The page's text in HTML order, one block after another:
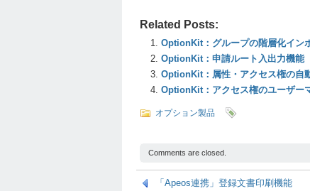
Related Posts:
OptionKit：グループの階層化イン
OptionKit：申請ルート入出力機能
OptionKit：属性・アクセス権の自
OptionKit：アクセス権のユーザー
オプション製品
Comments are closed.
「Apeos連携」登録文書印刷機能